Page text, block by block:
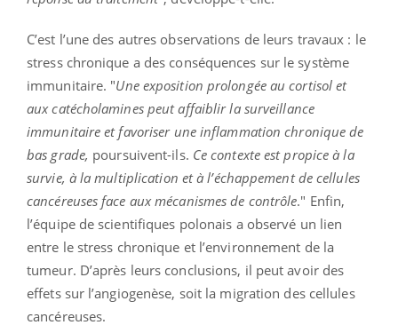
C’est l’une des autres observations de leurs travaux : le
stress chronique a des conséquences sur le système
immunitaire. "Une exposition prolongée au cortisol et
aux catécholamines peut affaiblir la surveillance
immunitaire et favoriser une inflammation chronique de
bas grade, poursuivent-ils. Ce contexte est propice à la
survie, à la multiplication et à l’échappement de cellules
cancéreuses face aux mécanismes de contrôle." Enfin,
l’équipe de scientifiques polonais a observé un lien
entre le stress chronique et l’environnement de la
tumeur. D’après leurs conclusions, il peut avoir des
effets sur l’angiogenèse, soit la migration des cellules
cancéreuses.